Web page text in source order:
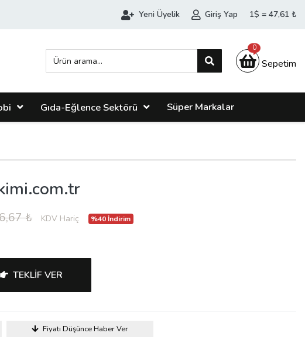
Yeni Üyelik Giriş Yap 1$ = 47,61 ₺
0
Sepetim
Gıda-Eğlence Sektörü Süper Markalar
₺ KDV Hariç %40 İndirim
TEKLIF VER
Fiyatı Düşünce Haber Ver